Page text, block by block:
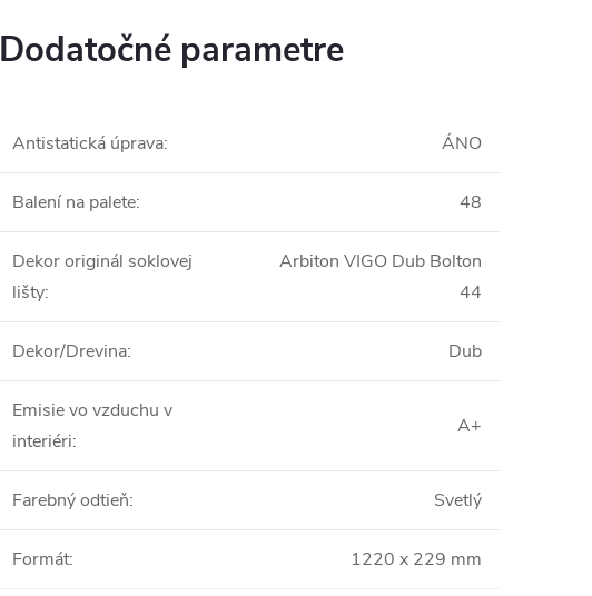
Dodatočné parametre
Antistatická úprava: ÁNO
Balení na palete: 48
Dekor originál soklovej
lišty:
Arbiton VIGO Dub Bolton
44
Dekor/Drevina: Dub
Emisie vo vzduchu v
interiéri:
A+
Farebný odtieň: Svetlý
Formát: 1220 x 229 mm